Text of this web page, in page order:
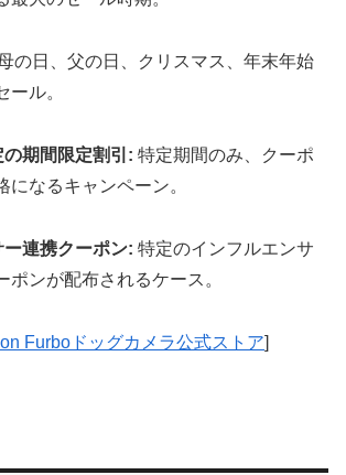
の日、父の日、クリスマス、年末年始
ール。
期間限定割引: 特定期間のみ、クーポ
になるキャンペーン。
連携クーポン: 特定のインフルエンサ
ポンが配布されるケース。
Furboドッグカメラ公式ストア]